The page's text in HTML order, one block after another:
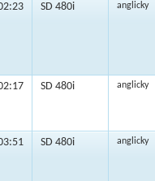
SD 480i anglicky
SD 480i anglicky
SD 480i anglicky